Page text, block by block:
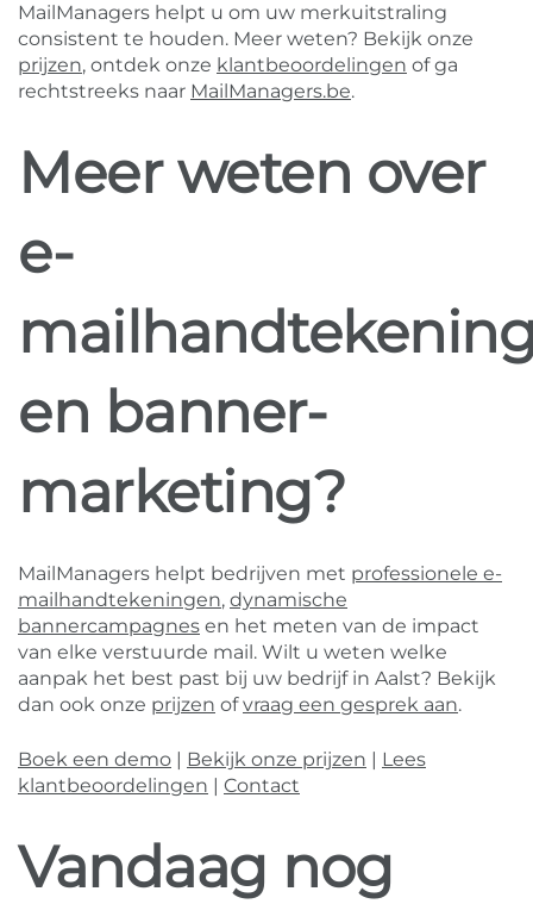
MailManagers helpt u om uw merkuitstraling
consistent te houden. Meer weten? Bekijk onze
prijzen, ontdek onze klantbeoordelingen of ga
rechtstreeks naar MailManagers.be.
Meer weten over
e-
en banner-
marketing?
MailManagers helpt bedrijven met professionele e-
mailhandtekeningen, dynamische
bannercampagnes en het meten van de impact
van elke verstuurde mail. Wilt u weten welke
aanpak het best past bij uw bedrijf in Aalst? Bekijk
dan ook onze prijzen ofvraag een gesprek aan.
Boek een demo Bekijk onze prijzen
Lees
klantbeoordelingen
Contact
Vandaag nog